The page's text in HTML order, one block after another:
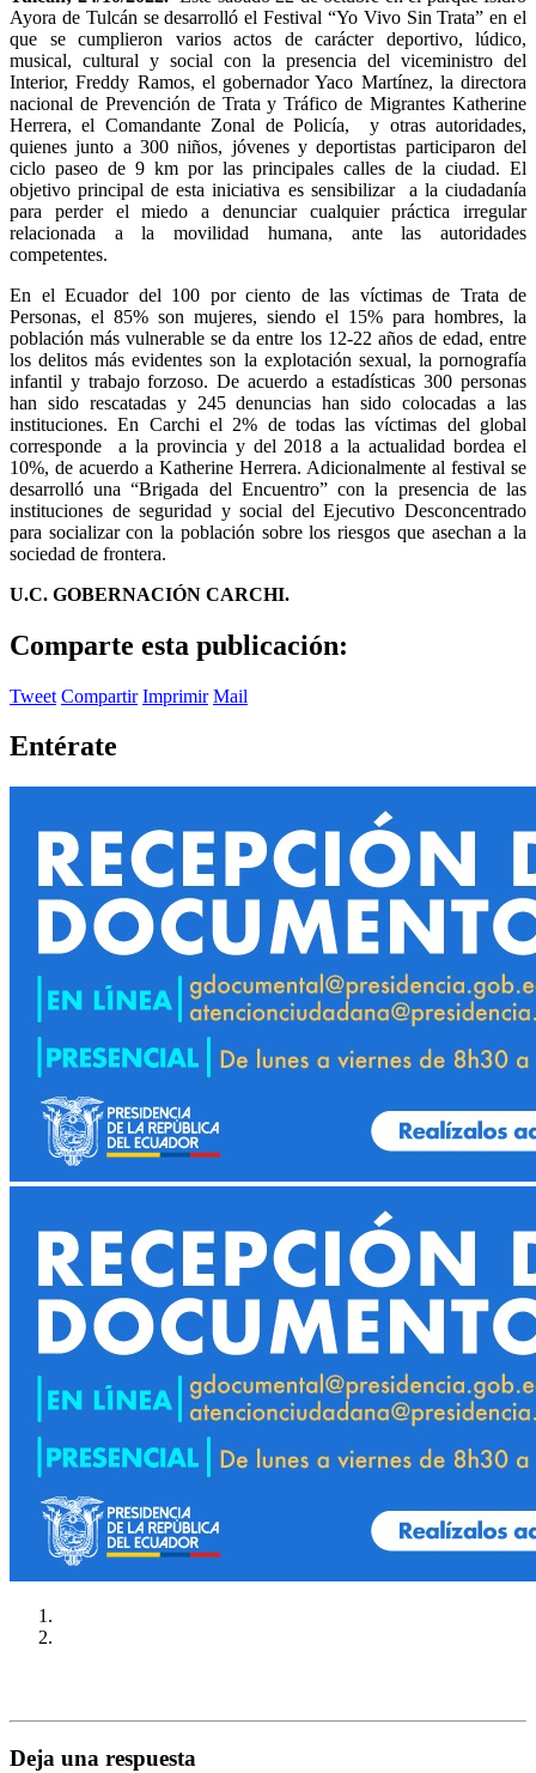
Ayora de Tulcán se desarrolló el Festival “Yo Vivo Sin Trata” en el
que se cumplieron varios actos de carácter deportivo, lúdico,
musical, cultural y social con la presencia del viceministro del
Interior, Freddy Ramos, el gobernador Yaco Martínez, la directora
nacional de Prevención de Trata y Tráfico de Migrantes Katherine
Herrera, el Comandante Zonal de Policía, y otras autoridades,
quienes junto a 300 niños, jóvenes y deportistas participaron del
ciclo paseo de 9 km por las principales calles de la ciudad. El
objetivo principal de esta iniciativa es sensibilizar a la ciudadanía
para perder el miedo a denunciar cualquier práctica irregular
relacionada a la movilidad humana, ante las autoridades
competentes.
En el Ecuador del 100 por ciento de las víctimas de Trata de
Personas, el 85% son mujeres, siendo el 15% para hombres, la
población más vulnerable se da entre los 12-22 años de edad, entre
los delitos más evidentes son la explotación sexual, la pornografía
infantil y trabajo forzoso. De acuerdo a estadísticas 300 personas
han sido rescatadas y 245 denuncias han sido colocadas a las
instituciones. En Carchi el 2% de todas las víctimas del global
corresponde a la provincia y del 2018 a la actualidad bordea el
10%, de acuerdo a Katherine Herrera. Adicionalmente al festival se
desarrolló una “Brigada del Encuentro” con la presencia de las
instituciones de seguridad y social del Ejecutivo Desconcentrado
para socializar con la población sobre los riesgos que asechan a la
sociedad de frontera.
U.C. GOBERNACIÓN CARCHI.
Comparte esta publicación:
Tweet Compartir Imprimir Mail
Entérate
Deja una respuesta